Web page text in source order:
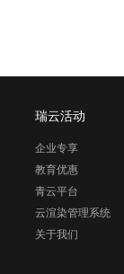
瑞云活动
企业专享
教育优惠
青云平台
云渲染管理系统
关于我们